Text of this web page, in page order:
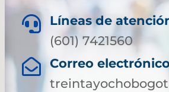

Líneas de
(601) 7421560

Correo